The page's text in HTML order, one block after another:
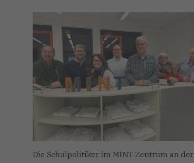
Die Schulpolitiker im MINT-Zentrum an der